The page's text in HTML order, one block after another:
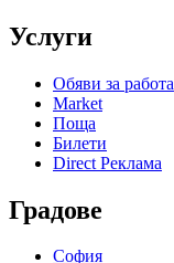
Услуги
Обяви за работа
Market
Поща
Билети
Direct Реклама
Градове
София